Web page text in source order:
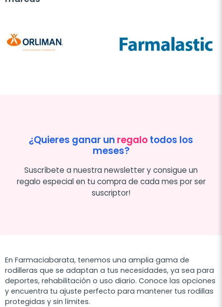
¿Quieres ganar un regalotodos los
meses?
Suscríbete a nuestra newsletter y consigue un
regalo especial en tu compra de cada mes por ser
suscriptor!
En Farmaciabarata, tenemos una amplia gama de
rodilleras que se adaptan a tus necesidades, ya sea para
deportes, rehabilitación o uso diario. Conoce las opciones
y encuentra tu ajuste perfecto para mantener tus rodillas
protegidas y sin límites.